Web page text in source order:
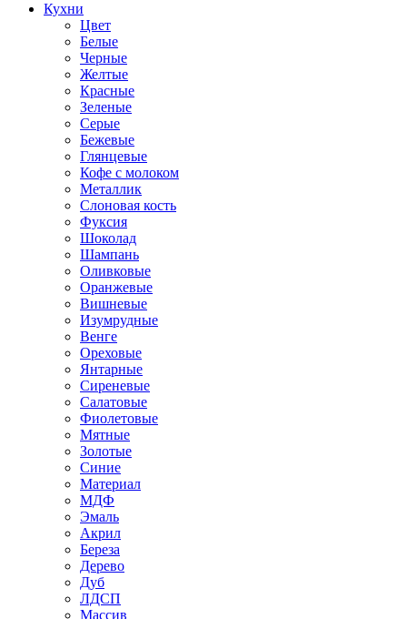
Кухни
Цвет
Белые
Черные
Желтые
Красные
Зеленые
Серые
Бежевые
Глянцевые
Кофе с молоком
Металлик
Слоновая кость
Фуксия
Шоколад
Шампань
Оливковые
Оранжевые
Вишневые
Изумрудные
Венге
Ореховые
Янтарные
Сиреневые
Салатовые
Фиолетовые
Мятные
Золотые
Синие
Материал
МДФ
Эмаль
Акрил
Береза
Дерево
Дуб
ЛДСП
Массив